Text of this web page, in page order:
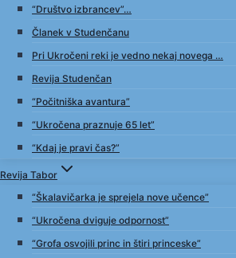
“Društvo izbrancev”…
Članek v Studenčanu
Pri Ukročeni reki je vedno nekaj novega …
Revija Studenčan
“Počitniška avantura”
“Ukročena praznuje 65 let”
“Kdaj je pravi čas?”
Revija Tabor
“Škalavičarka je sprejela nove učence”
“Ukročena dviguje odpornost”
“Grofa osvojili princ in štiri princeske”